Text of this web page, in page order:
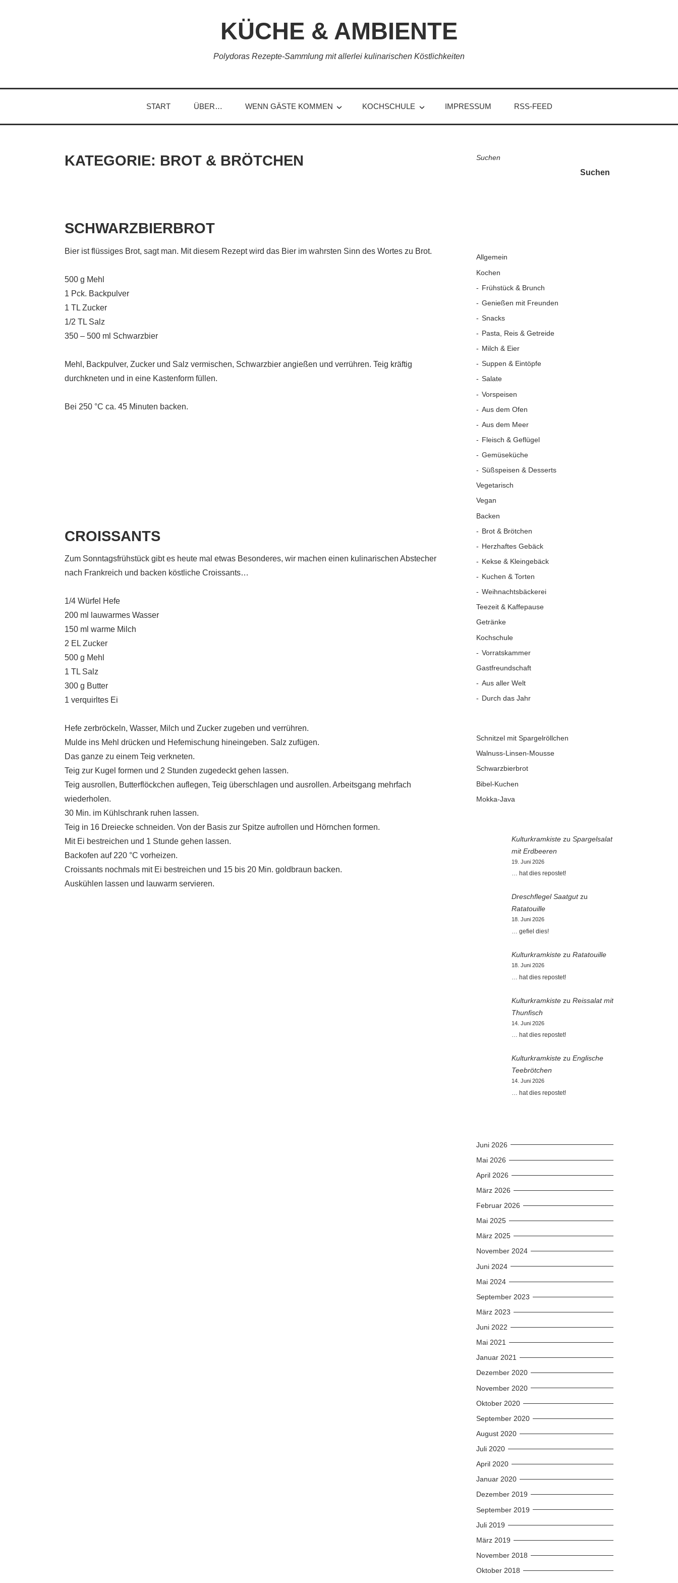
KÜCHE & AMBIENTE
Polydoras Rezepte-Sammlung mit allerlei kulinarischen Köstlichkeiten
START ÜBER… WENN GÄSTE KOMMEN KOCHSCHULE IMPRESSUM RSS-FEED
KATEGORIE: BROT & BRÖTCHEN
SCHWARZBIERBROT
Bier ist flüssiges Brot, sagt man. Mit diesem Rezept wird das Bier im wahrsten Sinn des Wortes zu Brot.
500 g Mehl
1 Pck. Backpulver
1 TL Zucker
1/2 TL Salz
350 – 500 ml Schwarzbier
Mehl, Backpulver, Zucker und Salz vermischen, Schwarzbier angießen und verrühren. Teig kräftig
durchkneten und in eine Kastenform füllen.
Bei 250 °C ca. 45 Minuten backen.
CROISSANTS
Zum Sonntagsfrühstück gibt es heute mal etwas Besonderes, wir machen einen kulinarischen Abstecher
nach Frankreich und backen köstliche Croissants…
1/4 Würfel Hefe
200 ml lauwarmes Wasser
150 ml warme Milch
2 EL Zucker
500 g Mehl
1 TL Salz
300 g Butter
1 verquirltes Ei
Hefe zerbröckeln, Wasser, Milch und Zucker zugeben und verrühren.
Mulde ins Mehl drücken und Hefemischung hineingeben. Salz zufügen.
Das ganze zu einem Teig verkneten.
Teig zur Kugel formen und 2 Stunden zugedeckt gehen lassen.
Teig ausrollen, Butterflöckchen auflegen, Teig überschlagen und ausrollen. Arbeitsgang mehrfach
wiederholen.
30 Min. im Kühlschrank ruhen lassen.
Teig in 16 Dreiecke schneiden. Von der Basis zur Spitze aufrollen und Hörnchen formen.
Mit Ei bestreichen und 1 Stunde gehen lassen.
Backofen auf 220 °C vorheizen.
Croissants nochmals mit Ei bestreichen und 15 bis 20 Min. goldbraun backen.
Auskühlen lassen und lauwarm servieren.
Suchen
Suchen
Allgemein
Kochen
Frühstück & Brunch
Genießen mit Freunden
Snacks
Pasta, Reis & Getreide
Milch & Eier
Suppen & Eintöpfe
Salate
Vorspeisen
Aus dem Ofen
Aus dem Meer
Fleisch & Geflügel
Gemüseküche
Süßspeisen & Desserts
Vegetarisch
Vegan
Backen
Brot & Brötchen
Herzhaftes Gebäck
Kekse & Kleingebäck
Kuchen & Torten
Weihnachtsbäckerei
Teezeit & Kaffepause
Getränke
Kochschule
Vorratskammer
Gastfreundschaft
Aus aller Welt
Durch das Jahr
Schnitzel mit Spargelröllchen
Walnuss-Linsen-Mousse
Schwarzbierbrot
Bibel-Kuchen
Mokka-Java
Kulturkramkistezu Spargelsalat
mit Erdbeeren
19. Juni 2026
… hat dies repostet!
Dreschflegel Saatgutzu
Ratatouille
18. Juni 2026
… gefiel dies!
Kulturkramkistezu Ratatouille
18. Juni 2026
… hat dies repostet!
Kulturkramkistezu Reissalat mit
Thunfisch
14. Juni 2026
… hat dies repostet!
Kulturkramkistezu Englische
Teebrötchen
14. Juni 2026
… hat dies repostet!
Juni 2026
Mai 2026
April 2026
März 2026
Februar 2026
Mai 2025
März 2025
November 2024
Juni 2024
Mai 2024
September 2023
März 2023
Juni 2022
Mai 2021
Januar 2021
Dezember 2020
November 2020
Oktober 2020
September 2020
August 2020
Juli 2020
April 2020
Januar 2020
Dezember 2019
September 2019
Juli 2019
März 2019
November 2018
Oktober 2018